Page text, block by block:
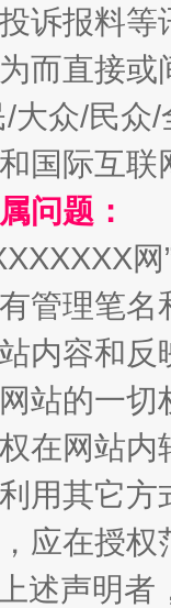
如何以
诉报料
而直接
大众/民
国际互
问题：
管理笔
内容和
站的一
在网站
用其它
应在授
述声明